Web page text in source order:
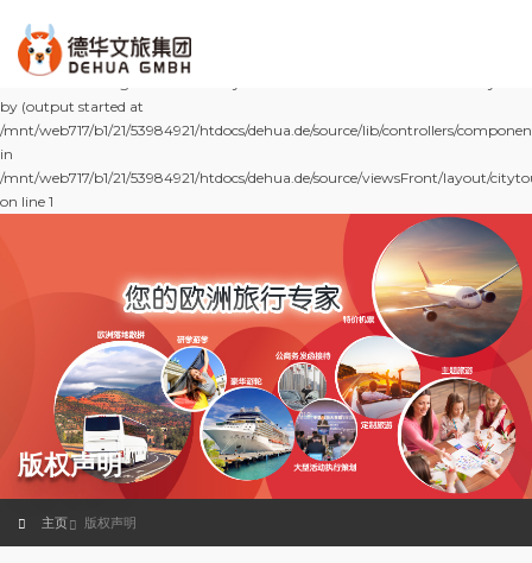
loses precision in
/mnt/web717/b1/21/53984921/htdocs/dehua.de/source/lib/controllers/
by (output started at
/mnt/web717/b1/21/53984921/htdocs/dehua.de/source/lib/controllers/
in
/mnt/web717/b1/21/53984921/htdocs/dehua.de/source/viewsFront/layout/
on line 1
版权声明
主页 版权声明